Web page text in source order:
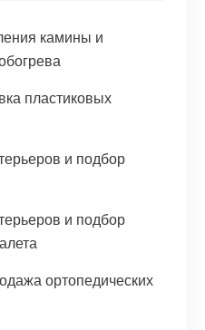
камины и
пластиковых
и подбор
и подбор
ортопедических